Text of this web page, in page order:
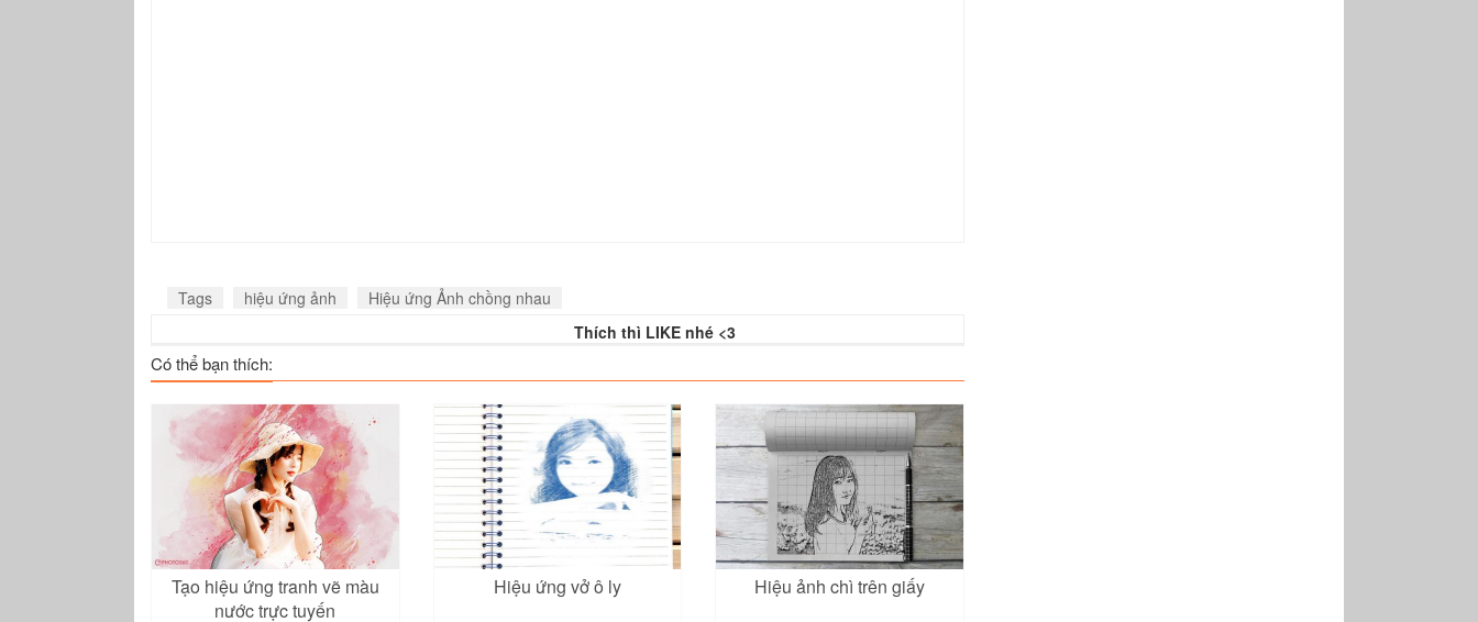
Tags hiệu ứng ảnh
Hiệu ứng Ảnh chồng nhau
Thích thì LIKE nhé <3
Có thể bạn thích:
Tạo hiệu ứng tranh vẽ màu
nước trực tuyến
Hiệu ứng vở ô ly Hiệu ảnh chì trên giấy